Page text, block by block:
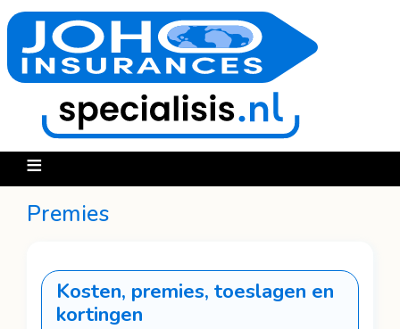
Overslaan
en
naar
de
inhoud
gaan
Premies
Kosten, premies, toeslagen en
kortingen